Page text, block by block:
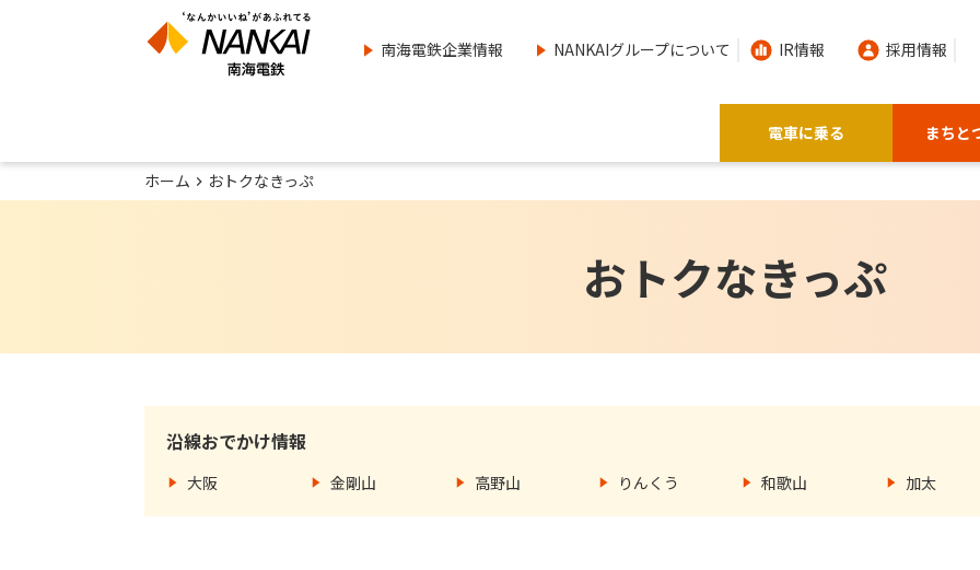
南海電鉄企業情報 NANKAIグループについて IR情報 採用情報
電車に乗る まちと
ホーム おトクなきっぷ
おトクなきっぷ
沿線おでかけ情報
大阪 金剛山 高野山 りんくう 和歌山 加太